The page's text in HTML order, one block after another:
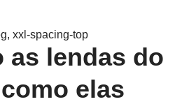
xxl-spacing-top
as lendas do
elas